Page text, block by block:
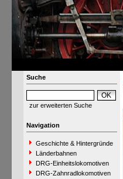
Suche
zur erweiterten Suche
Navigation
Geschichte & Hintergründe
Länderbahnen
DRG-Einheitslokomotiven
DRG-Zahnradlokomotiven